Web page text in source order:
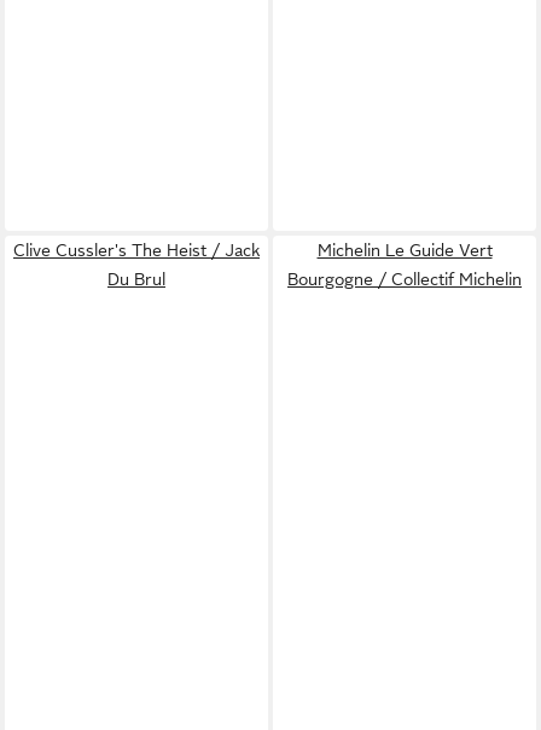
Clive Cussler's The Heist / Jack
Du Brul
Michelin Le Guide Vert
Bourgogne / Collectif Michelin